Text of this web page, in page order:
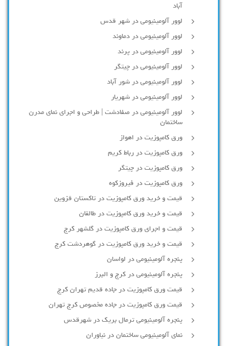
آباد
لوور آلومینیومی در شهر قدس
لوور آلومینیومی در دماوند
لوور آلومینیومی در پرند
لوور آلومینیومی در چیتگر
لوور آلومینیومی در شور آباد
لوور آلومينيومي در شهريار
لوور آلومینیومی در صفادشت | طراحی و اجرای نمای مدرن
ساختمان
ورق کامپوزیت در اهواز
ورق کامپوزیت در رباط کریم
ورق کامپوزیت در چیتگر
ورق کامپوزیت در فیروزکوه
قیمت و خرید ورق کامپوزیت در تاکستان قزوین
قیمت و خرید ورق کامپوزیت در طالقان
قیمت و اجرای ورق کامپوزیت در گلشهر کرج
قیمت و خرید ورق کامپوزیت در گوهردشت کرج
پنجره آلومینیومی در لواسان
پنجره آلومینیومی در کرج و البرز
قیمت ورق کامپوزیت در جاده قدیم تهران کرج
قیمت ورق کامپوزیت در جاده مخصوص کرج تهران
پنجره آلومینیومی ترمال بریک در شهرقدس
نمای آلومینیومی ساختمان در نیاوران